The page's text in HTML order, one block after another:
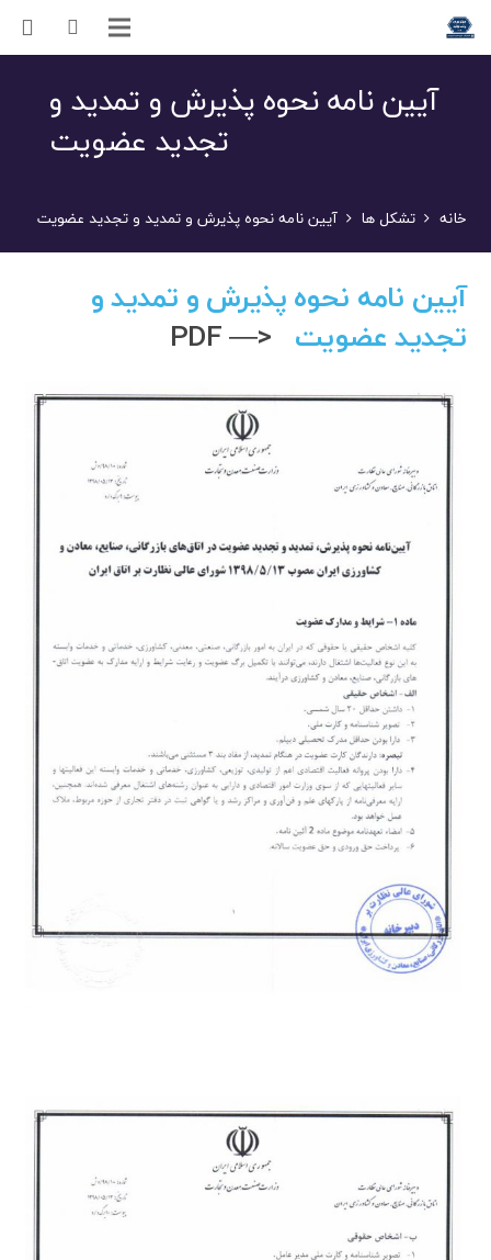
آیین نامه نحوه پذیرش و تمدید و
تجدید عضویت
خانه تشکل ها آیین نامه نحوه پذیرش و تمدید و تجدید عضویت
آیین نامه نحوه پذیرش و تمدید و
تجدید عضویت <— PDF